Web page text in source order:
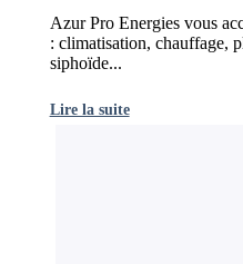
Azur Pro Energies vous
: climatisation, chauffage,
siphoïde...
Lire la suite